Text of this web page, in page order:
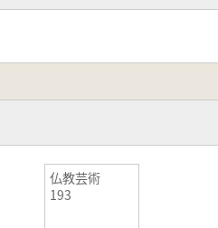
仏教芸術
193